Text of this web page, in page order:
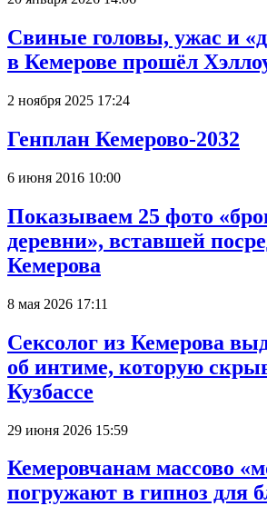
Свиные головы, ужас и
в Кемерове прошёл
2 ноября 2025 17:24
Генплан Кемерово-2032
6 июня 2016 10:00
Показываем 25 фото
деревни», вставшей
Кемерова
8 мая 2026 17:11
Сексолог из Кемерова
об интиме, которую
Кузбассе
29 июня 2026 15:59
Кемеровчанам массово
погружают в гипноз для